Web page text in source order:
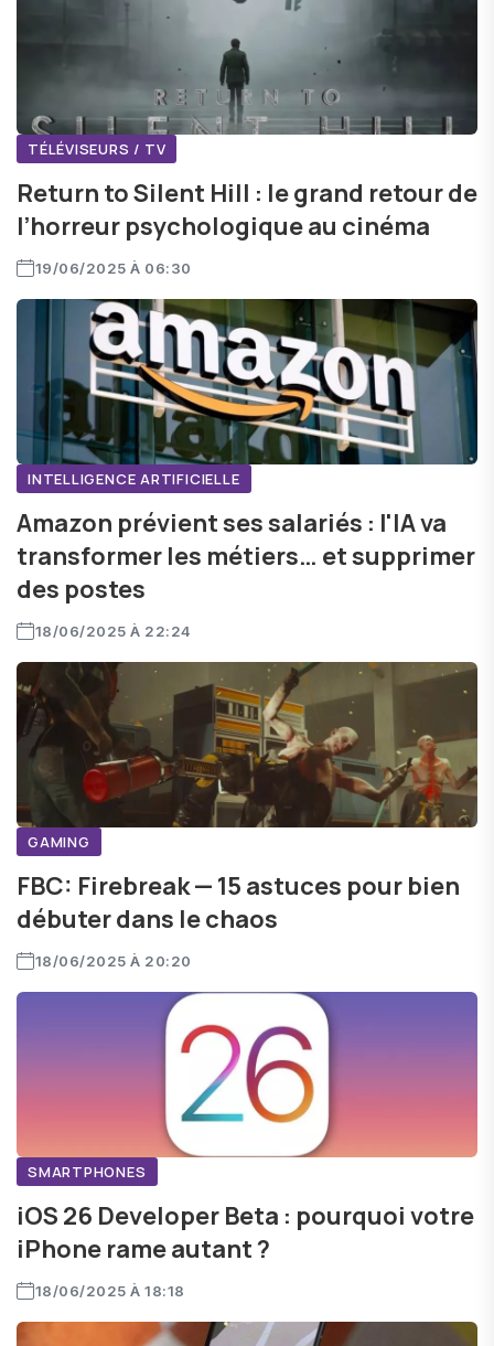
TÉLÉVISEURS / TV
Return to Silent Hill : le grand retour de
l’horreur psychologique au cinéma
19/06/2025 À 06:30
INTELLIGENCE ARTIFICIELLE
Amazon prévient ses salariés : l'IA va
transformer les métiers… et supprimer
des postes
18/06/2025 À 22:24
GAMING
FBC: Firebreak — 15 astuces pour bien
débuter dans le chaos
18/06/2025 À 20:20
SMARTPHONES
iOS 26 Developer Beta : pourquoi votre
iPhone rame autant ?
18/06/2025 À 18:18